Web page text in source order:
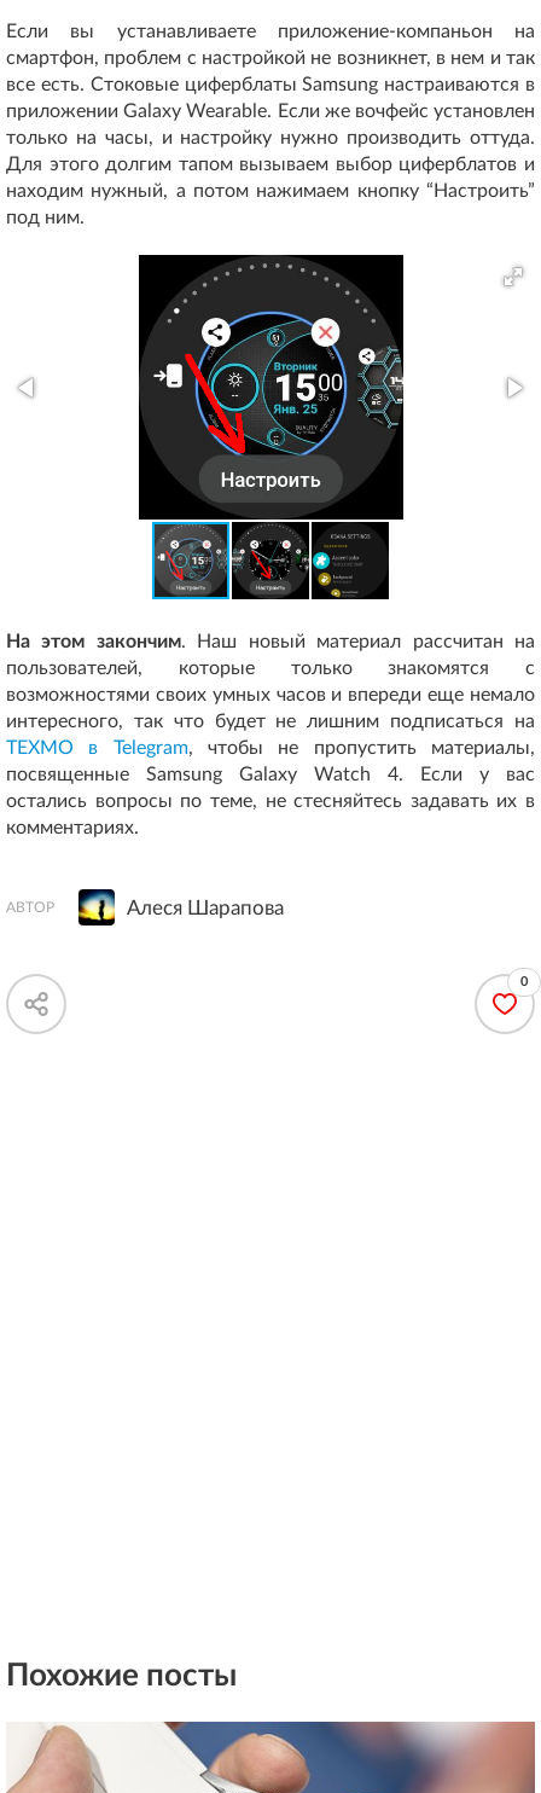
Если вы устанавливаете приложение-компаньон на
смартфон, проблем с настройкой не возникнет, в нем и так
все есть. Стоковые циферблаты Samsung настраиваются в
приложении Galaxy Wearable. Если же вочфейс установлен
только на часы, и настройку нужно производить оттуда.
Для этого долгим тапом вызываем выбор циферблатов и
находим нужный, а потом нажимаем кнопку “Настроить”
под ним.
На этом закончим. Наш новый материал рассчитан на
пользователей, которые только знакомятся с
возможностями своих умных часов и впереди еще немало
интересного, так что будет не лишним подписаться на
ТЕХМО в Telegram, чтобы не пропустить материалы,
посвященные Samsung Galaxy Watch 4. Если у вас
остались вопросы по теме, не стесняйтесь задавать их в
комментариях.
АВТОР Алеся Шарапова
0
Похожие посты